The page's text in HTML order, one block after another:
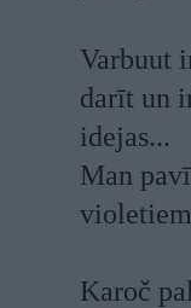
Varbuut
darīt un
idejas...
Man
Karoč